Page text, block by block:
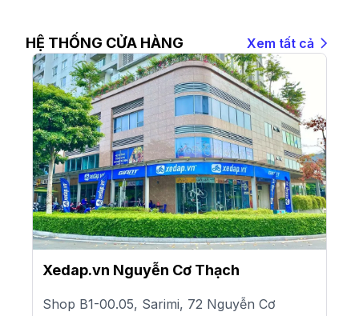
HỆ THỐNG CỬA HÀNG Xem tất cả
Xedap.vn Nguyễn Cơ Thạch
Shop B1-00.05, Sarimi, 72 Nguyễn Cơ